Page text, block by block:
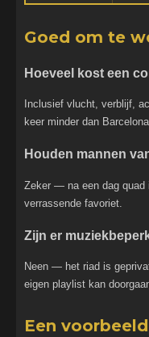
Goed om te
Hoeveel kost een
Inclusief vlucht, verblijf,
keer minder dan
Houden mannen
Zeker — na een dag quad
verrassende favoriet.
Zijn er
Neen — het riad is
eigen playlist kan
Een